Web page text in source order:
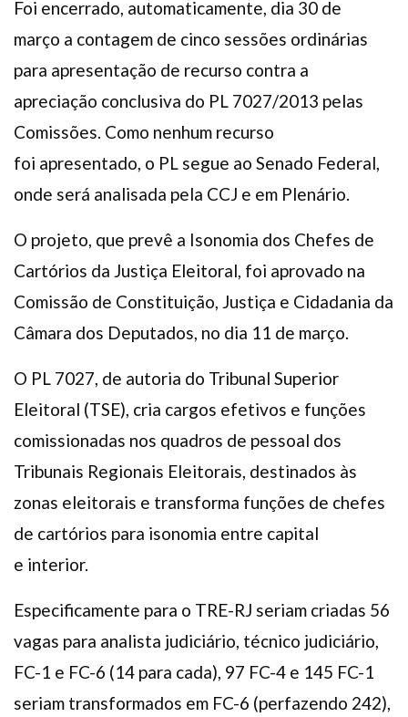
Foi encerrado, automaticamente, dia 30 de
março a contagem de cinco sessões ordinárias
para apresentação de recurso contra a
apreciação conclusiva do PL 7027/2013 pelas
Comissões. Como nenhum recurso
foi apresentado, o PL segue ao Senado Federal,
onde será analisada pela CCJ e em Plenário.
O projeto, que prevê a Isonomia dos Chefes de
Cartórios da Justiça Eleitoral, foi aprovado na
Comissão de Constituição, Justiça e Cidadania da
Câmara dos Deputados, no dia 11 de março.
O PL 7027, de autoria do Tribunal Superior
Eleitoral (TSE), cria cargos efetivos e funções
comissionadas nos quadros de pessoal dos
Tribunais Regionais Eleitorais, destinados às
zonas eleitorais e transforma funções de chefes
de cartórios para isonomia entre capital
e interior.
Especificamente para o TRE-RJ seriam criadas 56
vagas para analista judiciário, técnico judiciário,
FC-1 e FC-6 (14 para cada), 97 FC-4 e 145 FC-1
seriam transformados em FC-6 (perfazendo 242),